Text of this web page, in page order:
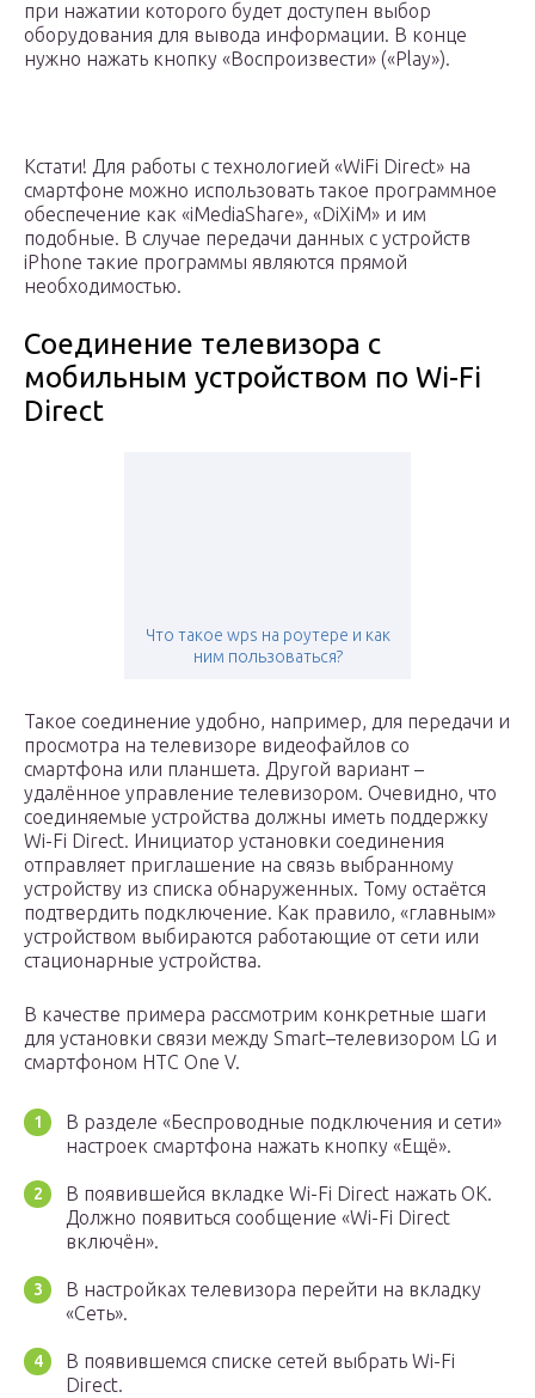
при нажатии которого будет доступен выбор
оборудования для вывода информации. В конце
нужно нажать кнопку «Воспроизвести» («Play»).
Кстати! Для работы с технологией «WiFi Direct» на
смартфоне можно использовать такое программное
обеспечение как «iMediaShare», «DiXiM» и им
подобные. В случае передачи данных с устройств
iPhone такие программы являются прямой
необходимостью.
Соединение телевизора с
мобильным устройством по Wi-Fi
Direct
Что такое wps на роутере и как
ним пользоваться?
Такое соединение удобно, например, для передачи и
просмотра на телевизоре видеофайлов со
смартфона или планшета. Другой вариант –
удалённое управление телевизором. Очевидно, что
соединяемые устройства должны иметь поддержку
Wi-Fi Direct. Инициатор установки соединения
отправляет приглашение на связь выбранному
устройству из списка обнаруженных. Тому остаётся
подтвердить подключение. Как правило, «главным»
устройством выбираются работающие от сети или
стационарные устройства.
В качестве примера рассмотрим конкретные шаги
для установки связи между Smart–телевизором LG и
смартфоном HTC One V.
В разделе «Беспроводные подключения и сети»
настроек смартфона нажать кнопку «Ещё».
В появившейся вкладке Wi-Fi Direct нажать OK.
Должно появиться сообщение «Wi-Fi Direct
включён».
В настройках телевизора перейти на вкладку
«Сеть».
В появившемся списке сетей выбрать Wi-Fi
Direct.